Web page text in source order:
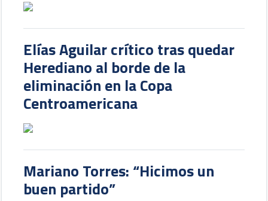
Elías Aguilar crítico tras quedar
Herediano al borde de la
eliminación en la Copa
Centroamericana
Mariano Torres: “Hicimos un
buen partido”